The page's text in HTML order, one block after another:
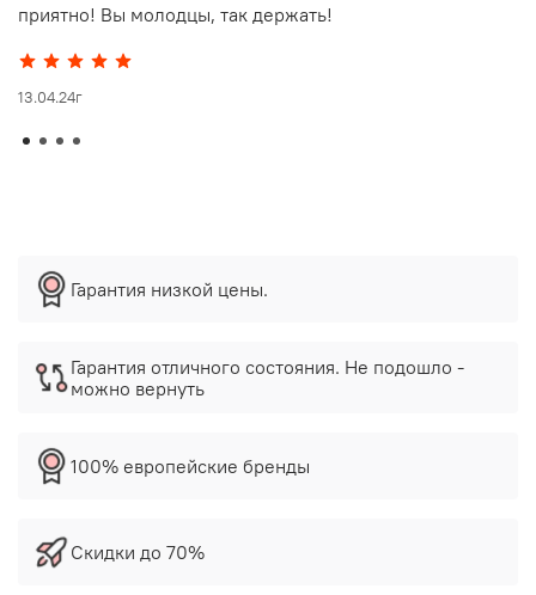
приятно! Вы молодцы, так держать!
13.04.24г
Гарантия низкой цены.
Гарантия отличного состояния. Не подошло -
можно вернуть
100% европейские бренды
Скидки до 70%